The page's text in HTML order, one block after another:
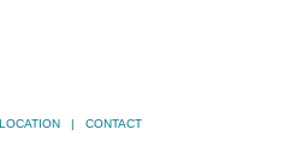
| CONTACT